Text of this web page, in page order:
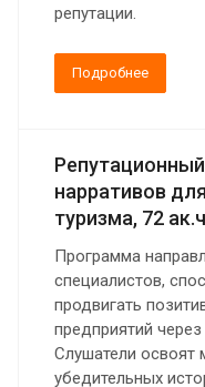
репутации.
Подробнее
нарративов
туризма, 72 ак.ч
Программа
специалистов,
продвигать
предприятий
Слушатели освоят
убедительных